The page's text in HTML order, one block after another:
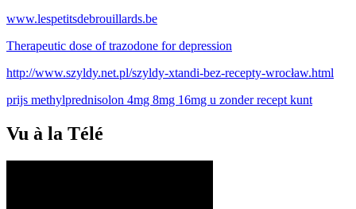
www.lespetitsdebrouillards.be
Therapeutic dose of trazodone for depression
http://www.szyldy.net.pl/szyldy-xtandi-bez-recepty-wrocław.html
prijs methylprednisolon 4mg 8mg 16mg u zonder recept kunt
Vu à la Télé